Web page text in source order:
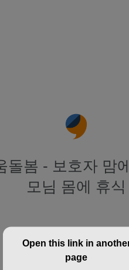
돌봄 - 보호자 맘
모님 몸에 휴식